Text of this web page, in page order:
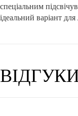
спеціальним
ідеальний варіант